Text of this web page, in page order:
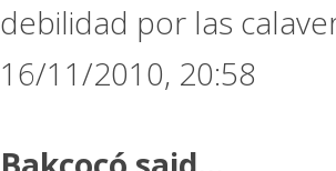
debilidad por las
16/11/2010, 20:58